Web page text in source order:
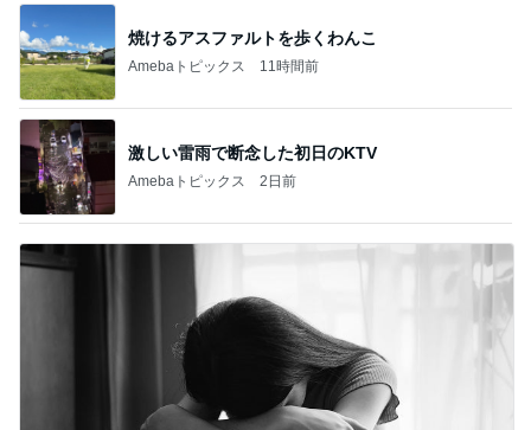
焼けるアスファルトを歩くわんこ
Amebaトピックス 11時間前
激しい雷雨で断念した初日のKTV
Amebaトピックス 2日前